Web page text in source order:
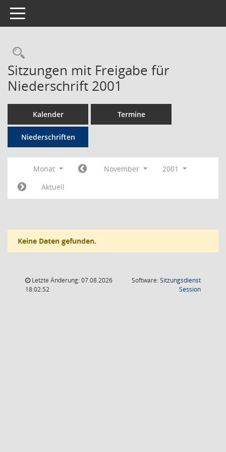
Toggle navigation
Rechercheauswahl
Sitzungen mit Freigabe für
Niederschrift 2001
Kalender Termine
Niederschriften
Monat November
2001
Aktuell
Keine Daten gefunden.
Letzte Änderung: 07.08.2026
18:02:52
Software:Sitzungsdienst
Session(Wird in